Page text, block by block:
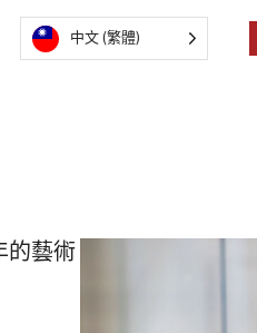
中文 (繁體)
的藝術